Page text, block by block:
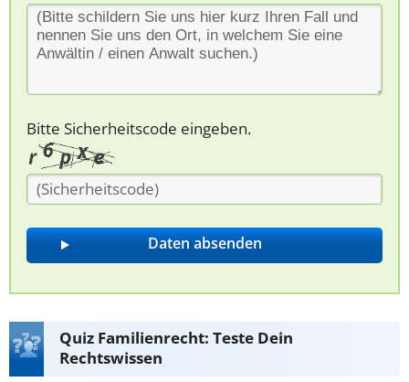
Bitte Sicherheitscode eingeben.
Quiz Familienrecht: Teste Dein
Rechtswissen